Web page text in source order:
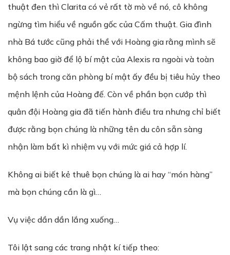
thuật đen thì Clarita có vẻ rất tờ mò về nó, cô không
ngừng tìm hiểu về nguồn gốc của Cấm thuật. Gia đình
nhà Bá tước cũng phải thề với Hoàng gia rằng mình sẽ
không bao giờ để lộ bí mật của Alexis ra ngoài và toàn
bộ sách trong căn phòng bí mật ấy đều bị tiêu hủy theo
mệnh lệnh của Hoàng đế. Còn về phần bọn cướp thì
quân đội Hoàng gia đã tiến hành điều tra nhưng chỉ biết
được rằng bọn chúng là những tên du côn sẵn sàng
nhận làm bất kì nhiệm vụ với mức giá cả hợp lí.
Không ai biết kẻ thuê bọn chúng là ai hay “món hàng”
mà bọn chúng cần là gì…
Vụ việc dần dần lắng xuống…
Tôi lật sang các trang nhật kí tiếp theo: